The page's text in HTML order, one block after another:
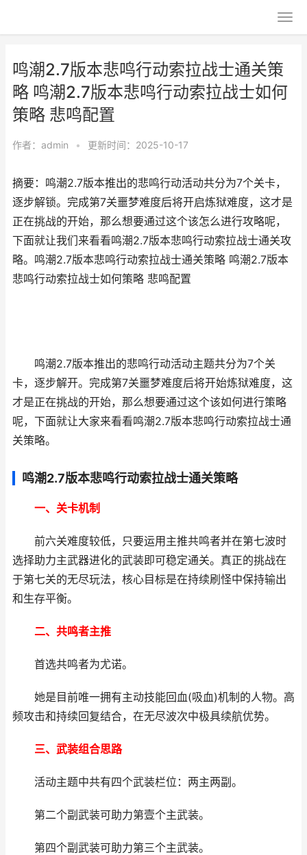
鸣潮2.7版本悲鸣行动索拉战士通关策
略 鸣潮2.7版本悲鸣行动索拉战士如何
策略 悲鸣配置
作者： admin • 更新时间：2025-10-17
摘要：鸣潮2.7版本推出的悲鸣行动活动共分为7个关卡，
逐步解锁。完成第7关噩梦难度后将开启炼狱难度，这才是
正在挑战的开始，那么想要通过这个该怎么进行攻略呢，
下面就让我们来看看鸣潮2.7版本悲鸣行动索拉战士通关攻
略。鸣潮2.7版本悲鸣行动索拉战士通关策略 鸣潮2.7版本
悲鸣行动索拉战士如何策略 悲鸣配置
鸣潮2.7版本推出的悲鸣行动活动主题共分为7个关
卡，逐步解开。完成第7关噩梦难度后将开始炼狱难度，这
才是正在挑战的开始，那么想要通过这个该如何进行策略
呢，下面就让大家来看看鸣潮2.7版本悲鸣行动索拉战士通
关策略。
鸣潮2.7版本悲鸣行动索拉战士通关策略
一、关卡机制
前六关难度较低，只要运用主推共鸣者并在第七波时
选择助力主武器进化的武装即可稳定通关。真正的挑战在
于第七关的无尽玩法，核心目标是在持续刷怪中保持输出
和生存平衡。
二、共鸣者主推
首选共鸣者为尤诺。
她是目前唯一拥有主动技能回血(吸血)机制的人物。高
频攻击和持续回复结合，在无尽波次中极具续航优势。
三、武装组合思路
活动主题中共有四个武装栏位：两主两副。
第二个副武装可助力第壹个主武装。
第四个副武装可助力第三个主武装。